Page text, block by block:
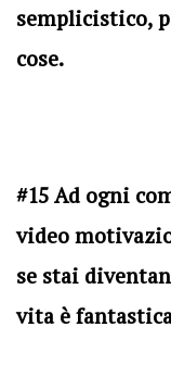
semplicistico,
cose.
#15 Ad ogni
video
se stai
vita è